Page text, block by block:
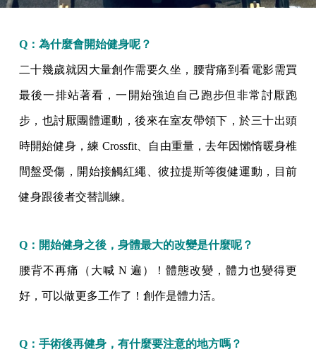
Q：為什麼會開始健身呢？
二十幾歲就因大量創作需要久坐，腰背痛到看電影需買
最後一排站著看，一開始強迫自己跑步但非常討厭跑
步，也討厭團體運動，後來在室友帶領下，於三十出頭
時開始健身，練 Crossfit、自由重量，去年因懶惰暖身椎
間盤受傷，開始接觸紅繩、彼拉提斯等復健運動，目前
健身跟後者交替訓練。
Q：開始健身之後，身體最大的改變是什麼呢？
腰背不再痛（大喊 N 遍）！體態改變，體力也變得更
好，可以做更多工作了！創作是體力活。
Q： 手術後再健身，有什麼要注意的地方嗎？